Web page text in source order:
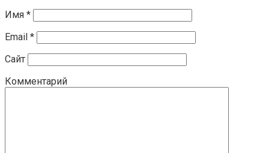
Имя *
Email *
Сайт
Комментарий